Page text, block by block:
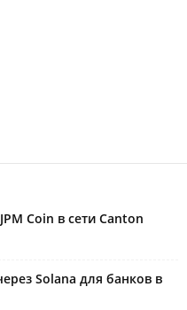
Coin в сети Canton
Solana для банков в